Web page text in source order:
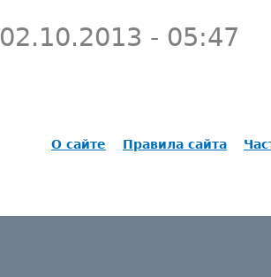
02.10.2013 - 05:47
О сайте Правила сайта